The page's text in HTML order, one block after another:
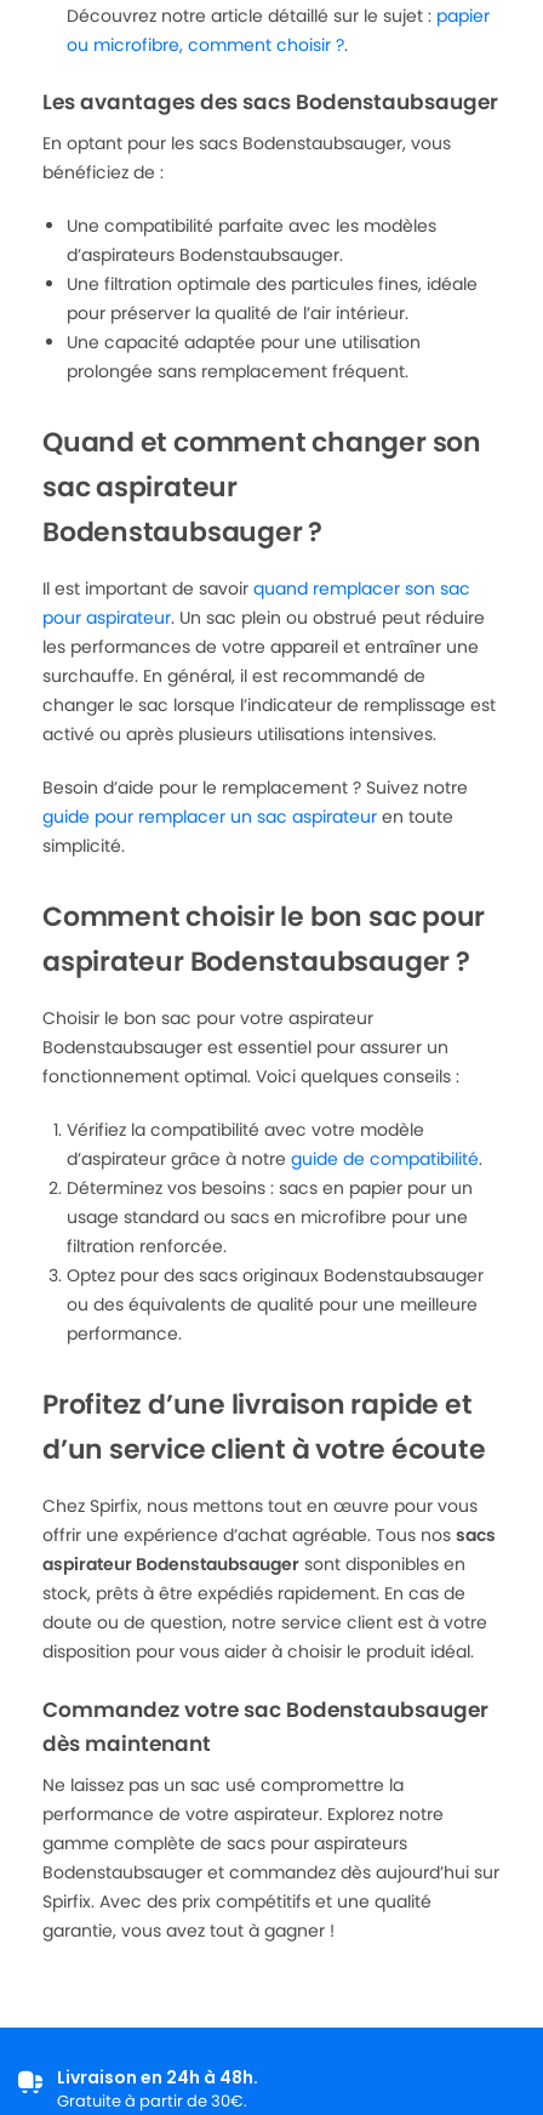
Découvrez notre article détaillé sur le sujet : papier
ou microfibre, comment choisir ?.
Les avantages des sacs Bodenstaubsauger
En optant pour les sacs Bodenstaubsauger, vous
bénéficiez de :
Une compatibilité parfaite avec les modèles
d’aspirateurs Bodenstaubsauger.
Une filtration optimale des particules fines, idéale
pour préserver la qualité de l’air intérieur.
Une capacité adaptée pour une utilisation
prolongée sans remplacement fréquent.
Quand et comment changer son
sac aspirateur
Bodenstaubsauger ?
Il est important de savoir quand remplacer son sac
pour aspirateur. Un sac plein ou obstrué peut réduire
les performances de votre appareil et entraîner une
surchauffe. En général, il est recommandé de
changer le sac lorsque l’indicateur de remplissage est
activé ou après plusieurs utilisations intensives.
Besoin d’aide pour le remplacement ? Suivez notre
guide pour remplacer un sac aspirateur en toute
simplicité.
Comment choisir le bon sac pour
aspirateur Bodenstaubsauger ?
Choisir le bon sac pour votre aspirateur
Bodenstaubsauger est essentiel pour assurer un
fonctionnement optimal. Voici quelques conseils :
Vérifiez la compatibilité avec votre modèle
d’aspirateur grâce à notre guide de compatibilité.
Déterminez vos besoins : sacs en papier pour un
usage standard ou sacs en microfibre pour une
filtration renforcée.
Optez pour des sacs originaux Bodenstaubsauger
ou des équivalents de qualité pour une meilleure
performance.
Profitez d’une livraison rapide et
d’un service client à votre écoute
Chez Spirfix, nous mettons tout en œuvre pour vous
offrir une expérience d’achat agréable. Tous nos sacs
aspirateur Bodenstaubsauger sont disponibles en
stock, prêts à être expédiés rapidement. En cas de
doute ou de question, notre service client est à votre
disposition pour vous aider à choisir le produit idéal.
Commandez votre sac Bodenstaubsauger
dès maintenant
Ne laissez pas un sac usé compromettre la
performance de votre aspirateur. Explorez notre
gamme complète de sacs pour aspirateurs
Bodenstaubsauger et commandez dès aujourd’hui sur
Spirfix. Avec des prix compétitifs et une qualité
garantie, vous avez tout à gagner !
Livraison en 24h à 48h.
Gratuite à partir de 30€.